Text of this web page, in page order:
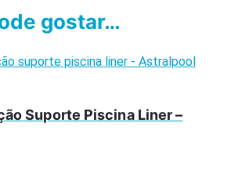
gostar…
Suporte Piscina Liner –